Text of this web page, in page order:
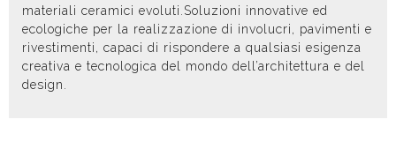
materiali ceramici evoluti.Soluzioni innovative ed
ecologiche per la realizzazione di involucri, pavimenti e
rivestimenti, capaci di rispondere a qualsiasi esigenza
creativa e tecnologica del mondo dell’architettura e del
design.